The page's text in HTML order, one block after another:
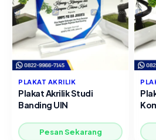
PLAKAT AKRILIK
Plakat Akrilik Studi
Banding UIN
Pesan Sekarang